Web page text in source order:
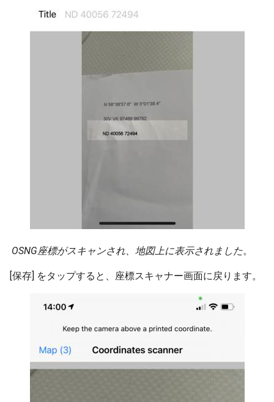
OSNG座標がスキャンされ、地図上に表示されました。
[保存] をタップすると、座標スキャナー画面に戻ります。